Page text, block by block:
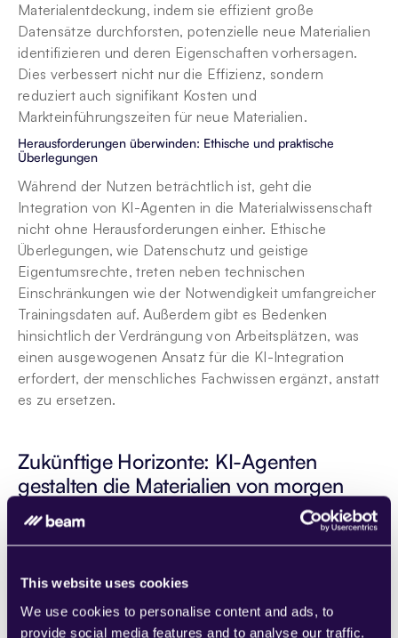
This website uses cookies
We use cookies to personalise content and ads, to
provide social media features and to analyse our traffic.
Materialentdeckung, indem sie effizient große
Datensätze durchforsten, potenzielle neue Materialien
identifizieren und deren Eigenschaften vorhersagen.
Dies verbessert nicht nur die Effizienz, sondern
reduziert auch signifikant Kosten und
Markteinführungszeiten für neue Materialien.
Herausforderungen überwinden: Ethische und praktische
Überlegungen
Während der Nutzen beträchtlich ist, geht die
Integration von KI-Agenten in die Materialwissenschaft
nicht ohne Herausforderungen einher. Ethische
Überlegungen, wie Datenschutz und geistige
Eigentumsrechte, treten neben technischen
Einschränkungen wie der Notwendigkeit umfangreicher
Trainingsdaten auf. Außerdem gibt es Bedenken
hinsichtlich der Verdrängung von Arbeitsplätzen, was
einen ausgewogenen Ansatz für die KI-Integration
erfordert, der menschliches Fachwissen ergänzt, anstatt
es zu ersetzen.
Zukünftige Horizonte: KI-Agenten
gestalten die Materialien von morgen
Mit Blick auf die Zukunft wird erwartet, dass KI-Agenten
in der Materialwissenschaft noch ausgefeilter werden,
Kontrolle über Materialeigenschaften ermöglicht. Diese
Weitsicht erstreckt sich auf die Möglichkeit, völlig neue
Materialklassen zu entdecken, die Sektoren wie